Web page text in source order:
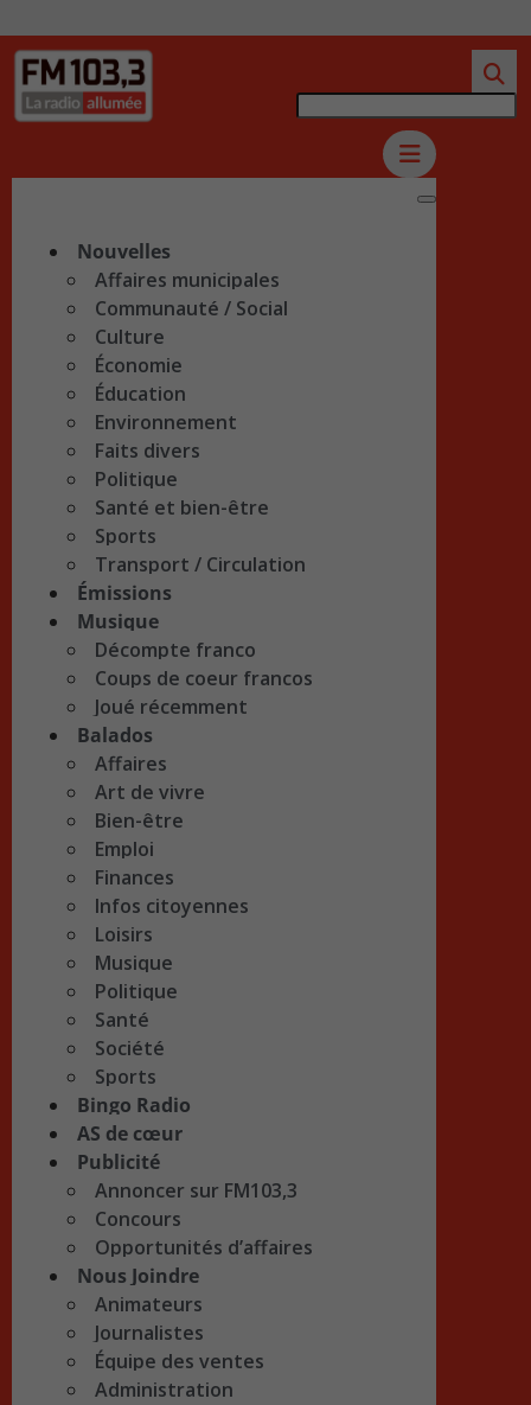
Nouvelles
Affaires municipales
Communauté / Social
Culture
Économie
Éducation
Environnement
Faits divers
Politique
Santé et bien-être
Sports
Transport / Circulation
Émissions
Musique
Décompte franco
Coups de coeur francos
Joué récemment
Balados
Affaires
Art de vivre
Bien-être
Emploi
Finances
Infos citoyennes
Loisirs
Musique
Politique
Santé
Société
Sports
Bingo Radio
AS de cœur
Publicité
Annoncer sur FM103,3
Concours
Opportunités d’affaires
Nous Joindre
Animateurs
Journalistes
Équipe des ventes
Administration